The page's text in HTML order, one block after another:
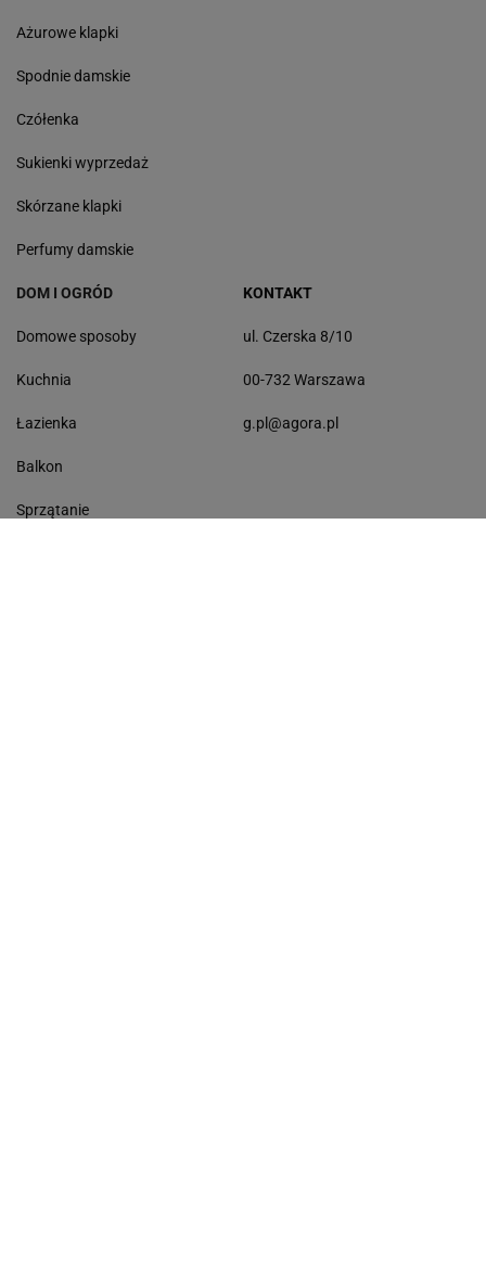
Ażurowe klapki
Spodnie damskie
Czółenka
Sukienki wyprzedaż
Skórzane klapki
Perfumy damskie
DOM I OGRÓD
Domowe sposoby
Kuchnia
Łazienka
Balkon
Sprzątanie
KONTAKT
ul. Czerska 8/10
00-732 Warszawa
g.pl@agora.pl